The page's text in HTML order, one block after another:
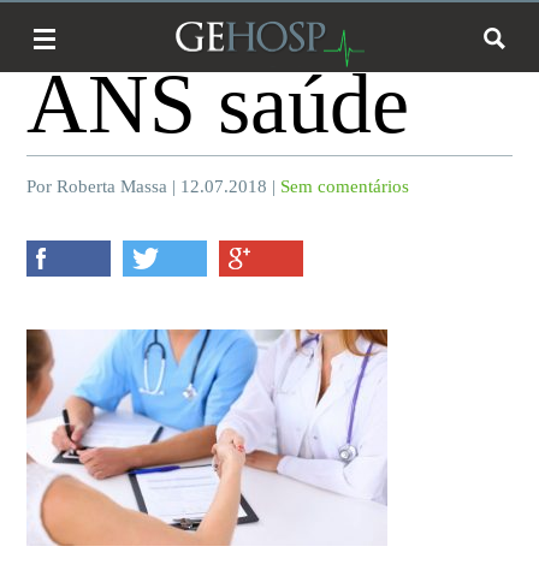
ANS saúde
Por Roberta Massa | 12.07.2018 | Sem comentários